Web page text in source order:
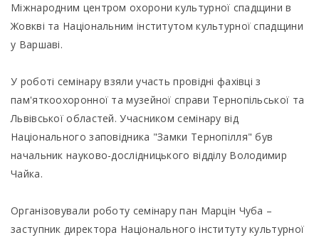
Міжнародним центром охорони культурної спадщини в
Жовкві та Національним інститутом культурної спадщини
у Варшаві.
У роботі семінару взяли участь провідні фахівці з
пам'яткоохоронної та музейної справи Тернопільської та
Львівської областей. Учасником семінару від
Національного заповідника "Замки Тернопілля" був
начальник науково-дослідницького відділу Володимир
Чайка.
Організовували роботу семінару пан Марцін Чуба –
заступник директора Національного інституту культурної